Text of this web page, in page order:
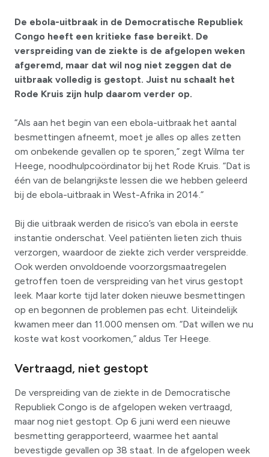
De ebola-uitbraak in de Democratische Republiek
Congo heeft een kritieke fase bereikt. De
verspreiding van de ziekte is de afgelopen weken
afgeremd, maar dat wil nog niet zeggen dat de
uitbraak volledig is gestopt. Juist nu schaalt het
Rode Kruis zijn hulp daarom verder op.
“Als aan het begin van een ebola-uitbraak het aantal
besmettingen afneemt, moet je alles op alles zetten
om onbekende gevallen op te sporen,” zegt Wilma ter
Heege, noodhulpcoördinator bij het Rode Kruis. “Dat is
één van de belangrijkste lessen die we hebben geleerd
bij de ebola-uitbraak in West-Afrika in 2014.”
Bij die uitbraak werden de risico’s van ebola in eerste
instantie onderschat. Veel patiënten lieten zich thuis
verzorgen, waardoor de ziekte zich verder verspreidde.
Ook werden onvoldoende voorzorgsmaatregelen
getroffen toen de verspreiding van het virus gestopt
leek. Maar korte tijd later doken nieuwe besmettingen
op en begonnen de problemen pas echt. Uiteindelijk
kwamen meer dan 11.000 mensen om. “Dat willen we nu
koste wat kost voorkomen,” aldus Ter Heege.
Vertraagd, niet gestopt
De verspreiding van de ziekte in de Democratische
Republiek Congo is de afgelopen weken vertraagd,
maar nog niet gestopt. Op 6 juni werd een nieuwe
besmetting gerapporteerd, waarmee het aantal
bevestigde gevallen op 38 staat. In de afgelopen week